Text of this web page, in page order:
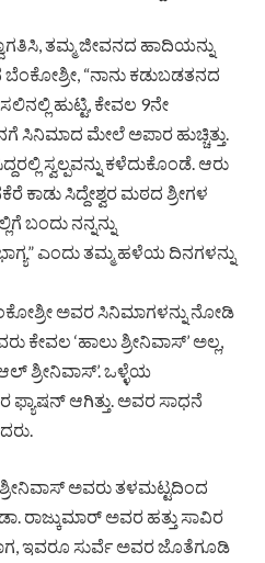
ತಮ್ಮ ಜೀವನದ ಹಾದಿಯನ್ನು
“ನಾನು ಕಡುಬಡತನದ
ಹುಟ್ಟಿ, ಕೇವಲ 9ನೇ
ಮೇಲೆ ಅಪಾರ ಹುಚ್ಚಿತ್ತು.
ಸ್ವಲ್ಪವನ್ನು ಕಳೆದುಕೊಂಡೆ. ಆರು
ಸಿದ್ದೇಶ್ವರ ಮಠದ ಶ್ರೀಗಳ
ಬಂದು ನನ್ನನ್ನು
ಎಂದು ತಮ್ಮ ಹಳೆಯ ದಿನಗಳನ್ನು
ಅವರ ಸಿನಿಮಾಗಳನ್ನು ನೋಡಿ
ಕೇವಲ ‘ಹಾಲು ಶ್ರೀನಿವಾಸ್’ ಅಲ್ಲ,
ಶ್ರೀನಿವಾಸ್’. ಒಳ್ಳೆಯ
ಫ್ಯಾಷನ್ ಆಗಿತ್ತು. ಅವರ ಸಾಧನೆ
ಅವರು ತಳಮಟ್ಟದಿಂದ
ರಾಜ್ಕುಮಾರ್ ಅವರ ಹತ್ತು ಸಾವಿರ
ಇವರೂ ಸುರ್ವೆ ಅವರ ಜೊತೆಗೂಡಿ